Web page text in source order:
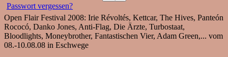
Passwort vergessen?
Open Flair Festival 2008: Irie Révoltés, Kettcar, The Hives, Panteón
Rococó, Danko Jones, Anti-Flag, Die Ärzte, Turbostaat,
Bloodlights, Moneybrother, Fantastischen Vier, Adam Green,... vom
08.-10.08.08 in Eschwege